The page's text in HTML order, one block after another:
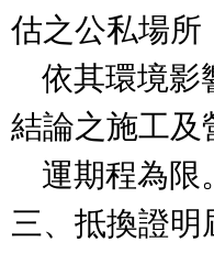
估之公私場所
結論之施工及
三、抵換證